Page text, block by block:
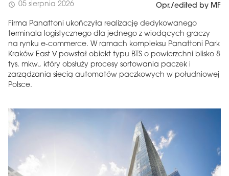
schedule 05 sierpnia 2026 Opr./edited by MF
Firma Panattoni ukończyła realizację dedykowanego
terminala logistycznego dla jednego z wiodących graczy
na rynku e-commerce. W ramach kompleksu Panattoni Park
Kraków East V powstał obiekt typu BTS o powierzchni blisko 8
tys. mkw., który obsłuży procesy sortowania paczek i
zarządzania siecią automatów paczkowych w południowej
Polsce.